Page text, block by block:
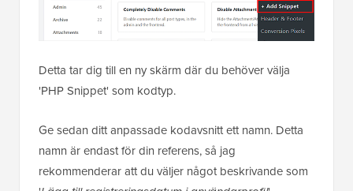
Detta tar dig till en ny skärm där du behöver välja
'PHP Snippet' som kodtyp.
Ge sedan ditt anpassade kodavsnitt ett namn. Detta
namn är endast för din referens, så jag
rekommenderar att du väljer något beskrivande som